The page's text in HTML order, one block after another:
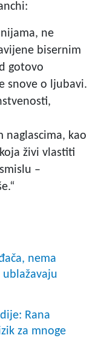
ne
bisernim
gotovo
snove o ljubavi.
naglascima, kao
živi vlastiti
–
nema
Rana
za mnoge